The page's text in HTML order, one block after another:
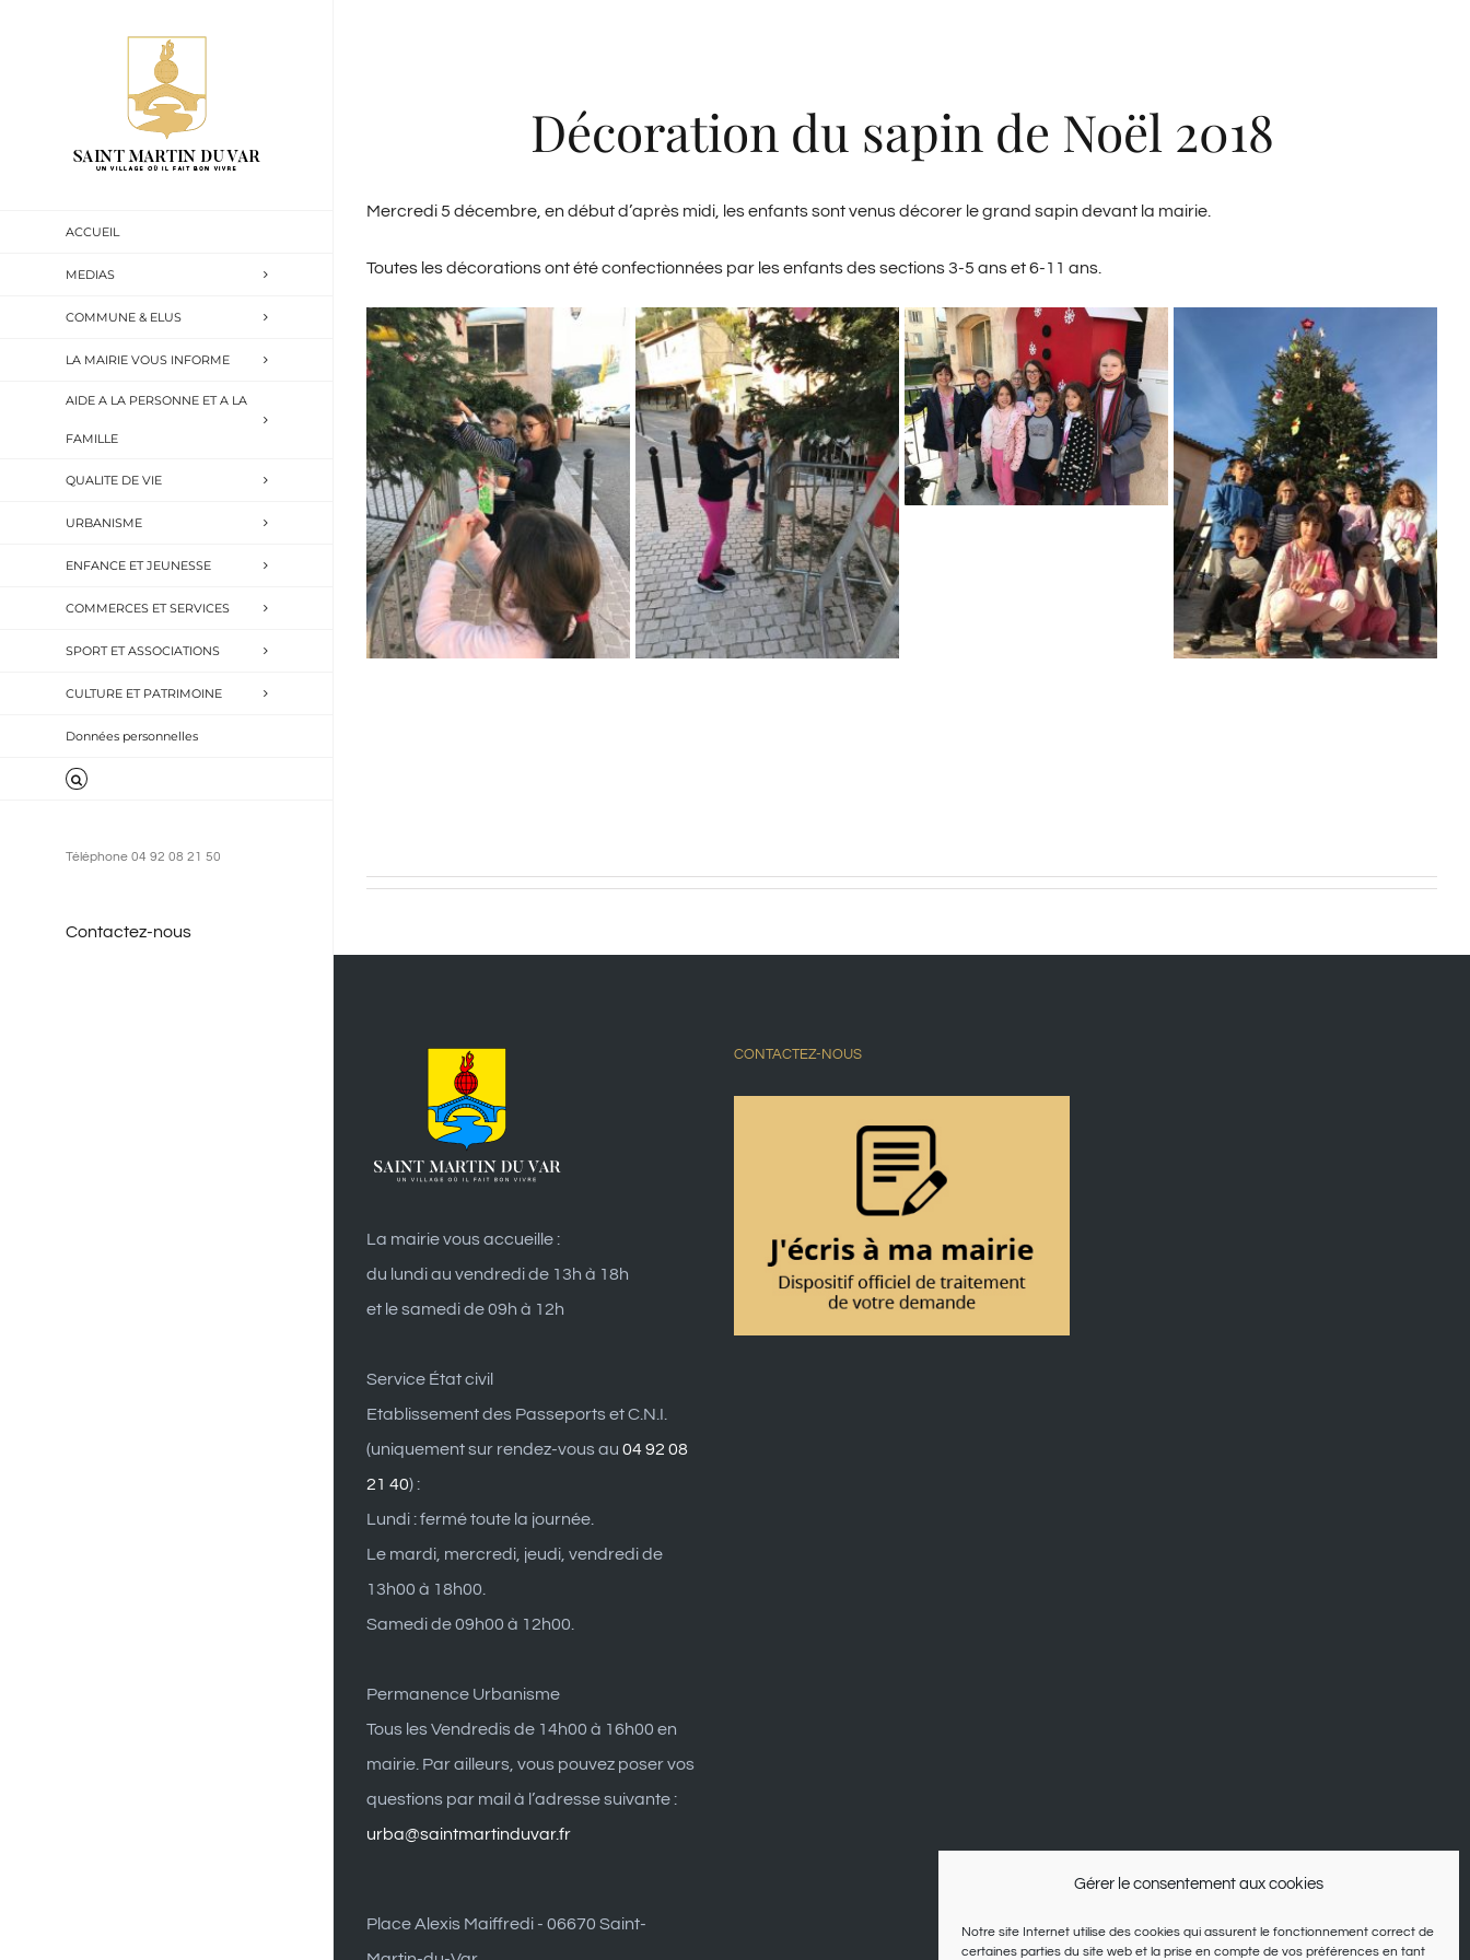
Gérer le consentement aux cookies
Notre site Internet utilise des cookies qui assurent le fonctionnement correct de
certaines parties du site web et la prise en compte de vos préférences en tant
ACCUEIL
MEDIAS
COMMUNE & ELUS
LA MAIRIE VOUS INFORME
AIDE A LA PERSONNE ET A LA
FAMILLE
QUALITE DE VIE
URBANISME
ENFANCE ET JEUNESSE
COMMERCES ET SERVICES
SPORT ET ASSOCIATIONS
CULTURE ET PATRIMOINE
Données personnelles
Téléphone 04 92 08 21 50
Contactez-nous
Décoration du sapin de Noël 2018
Mercredi 5 décembre, en début d’après midi, les enfants sont venus décorer le grand sapin devant la mairie.
Toutes les décorations ont été confectionnées par les enfants des sections 3-5 ans et 6-11 ans.
La mairie vous accueille :
du lundi au vendredi de 13h à 18h
et le samedi de 09h à 12h
Service État civil
Etablissement des Passeports et C.N.I.
(uniquement sur rendez-vous au 04 92 08
21 40) :
Lundi : fermé toute la journée.
Le mardi, mercredi, jeudi, vendredi de
13h00 à 18h00.
Samedi de 09h00 à 12h00.
Permanence Urbanisme
Tous les Vendredis de 14h00 à 16h00 en
mairie. Par ailleurs, vous pouvez poser vos
questions par mail à l’adresse suivante :
urba@saintmartinduvar.fr
Place Alexis Maiffredi - 06670 Saint-
CONTACTEZ-NOUS